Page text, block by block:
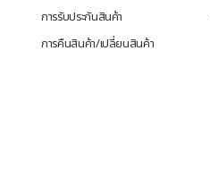
การรับประกันสินค้า
การคืนสินค้า/เปลี่ยนสินค้า